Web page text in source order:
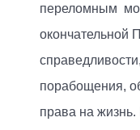
переломным
окончательной
порабощения,
права на жизнь.